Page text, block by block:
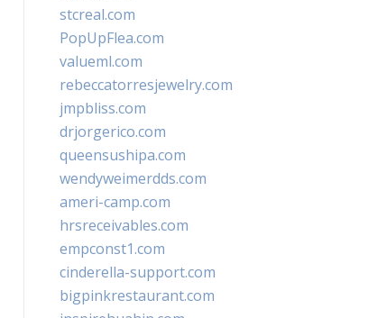
stcreal.com
PopUpFlea.com
valueml.com
rebeccatorresjewelry.com
jmpbliss.com
drjorgerico.com
queensushipa.com
wendyweimerdds.com
ameri-camp.com
hrsreceivables.com
empconst1.com
cinderella-support.com
bigpinkrestaurant.com